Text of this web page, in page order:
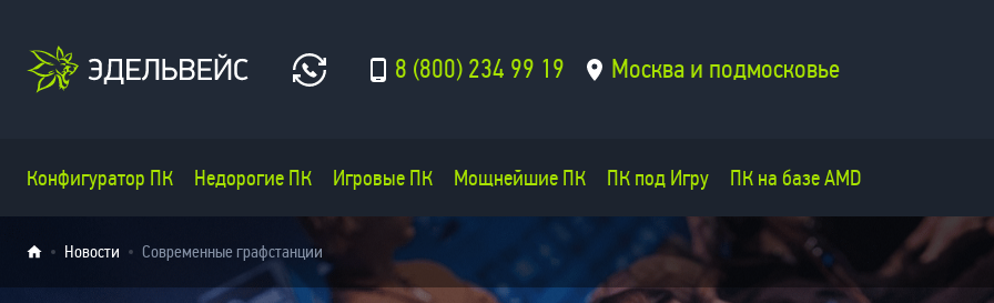
8 (800) 234 99 19 Москва и подмосковье
Конфигуратор ПК Недорогие ПК Игровые ПК Мощнейшие ПК ПК под Игру ПК на базе AMD
Новости Современные графстанции